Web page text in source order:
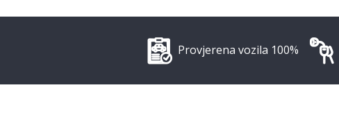
Provjerena vozila 100%